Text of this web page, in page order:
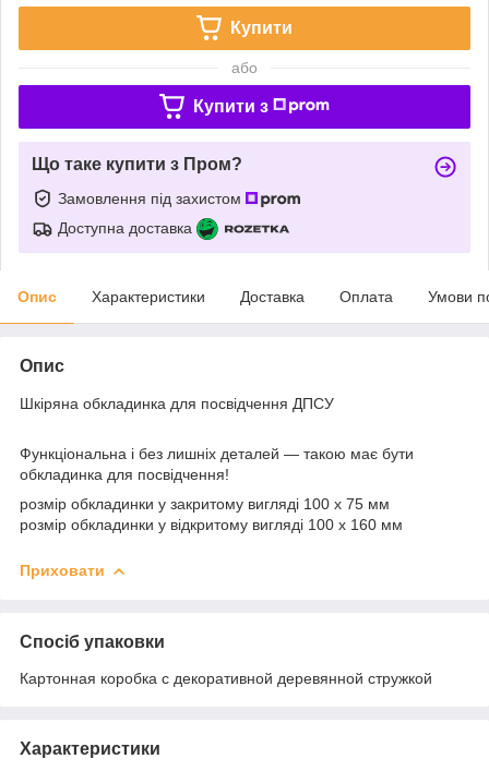
Купити
або
Купити з
Що таке купити з Пром?
Замовлення під захистом
Доступна доставка
Опис Характеристики Доставка Оплата Умови
Опис
Шкіряна обкладинка для посвідчення ДПСУ
Функціональна і без лишніх деталей — такою має бути
обкладинка для посвідчення!
розмір обкладинки у закритому вигляді 100 х 75 мм
розмір обкладинки у відкритому вигляді 100 х 160 мм
Приховати
Спосіб упаковки
Картонная коробка с декоративной деревянной стружкой
Характеристики